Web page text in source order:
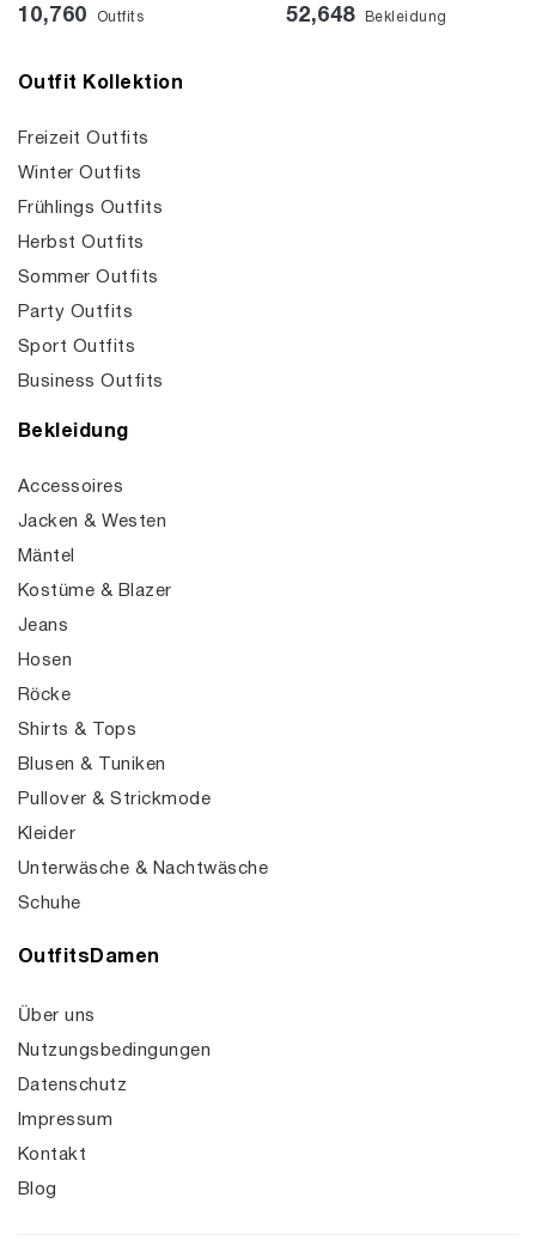
10,760 Outfits 52,648 Bekleidung
Outfit Kollektion
Freizeit Outfits
Winter Outfits
Frühlings Outfits
Herbst Outfits
Sommer Outfits
Party Outfits
Sport Outfits
Business Outfits
Bekleidung
Accessoires
Jacken & Westen
Mäntel
Kostüme & Blazer
Jeans
Hosen
Röcke
Shirts & Tops
Blusen & Tuniken
Pullover & Strickmode
Kleider
Unterwäsche & Nachtwäsche
Schuhe
OutfitsDamen
Über uns
Nutzungsbedingungen
Datenschutz
Impressum
Kontakt
Blog